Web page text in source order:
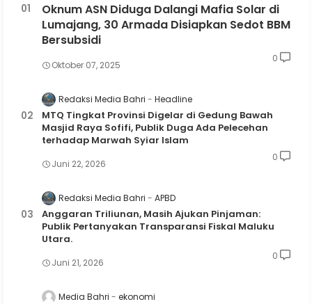
Oknum ASN Diduga Dalangi Mafia Solar di
Lumajang, 30 Armada Disiapkan Sedot BBM
Bersubsidi
Oktober 07, 2025
0
Redaksi Media Bahri Headline
MTQ Tingkat Provinsi Digelar di Gedung Bawah
Masjid Raya Sofifi, Publik Duga Ada Pelecehan
terhadap Marwah Syiar Islam
Juni 22, 2026
0
Redaksi Media Bahri APBD
Anggaran Triliunan, Masih Ajukan Pinjaman:
Publik Pertanyakan Transparansi Fiskal Maluku
Utara.
Juni 21, 2026
0
Media Bahri ekonomi